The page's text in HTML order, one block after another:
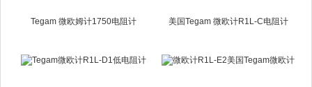
Tegam 微欧姆计1750电阻计 美国Tegam 微欧计R1L-C电阻计